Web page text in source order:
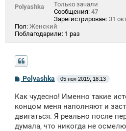
Polyashka
Только зачали
Сообщения: 47
Зарегистрирован: 31
Пол: Женский
Поблагодарили: 1 раз
С
б
щ
н
и
Polyashka 05 ноя 2019, 18:13
Как чудесно! Именно такие
концом меня наполняют и
двигаться. Я реально после
думала, что никогда не